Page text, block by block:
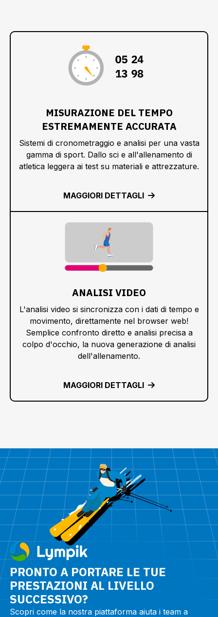
:
:
:
MISURAZIONE DEL TEMPO
ESTREMAMENTE ACCURATA
Sistemi di cronometraggio e analisi per una vasta
gamma di sport. Dallo sci e all'allenamento di
atletica leggera ai test su materiali e attrezzature.
MAGGIORI DETTAGLI
ANALISI VIDEO
L'analisi video si sincronizza con i dati di tempo e
movimento, direttamente nel browser web!
Semplice confronto diretto e analisi precisa a
colpo d'occhio, la nuova generazione di analisi
dell'allenamento.
MAGGIORI DETTAGLI
PRONTO A PORTARE LE TUE
PRESTAZIONI AL LIVELLO
SUCCESSIVO?
Scopri come la nostra piattaforma aiuta i team a